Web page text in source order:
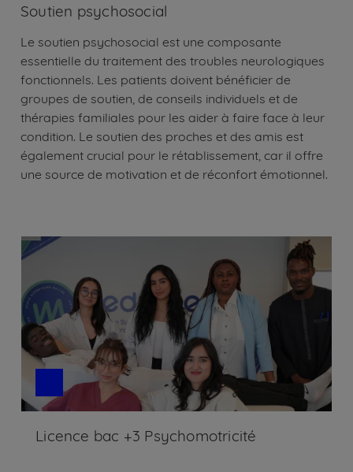
Soutien psychosocial
Le soutien psychosocial est une composante
essentielle du traitement des troubles neurologiques
fonctionnels. Les patients doivent bénéficier de
groupes de soutien, de conseils individuels et de
thérapies familiales pour les aider à faire face à leur
condition. Le soutien des proches et des amis est
également crucial pour le rétablissement, car il offre
une source de motivation et de réconfort émotionnel.
Licence bac +3 Psychomotricité